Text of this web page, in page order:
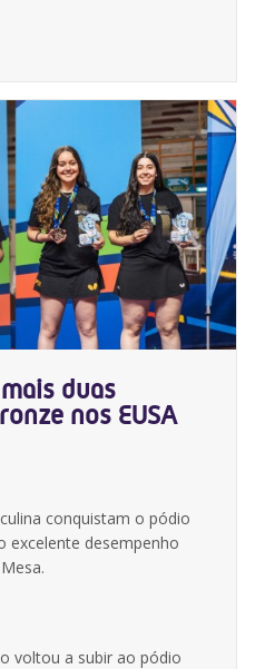
duas
nos EUSA
conquistam o pódio
excelente desempenho
voltou a subir ao pódio